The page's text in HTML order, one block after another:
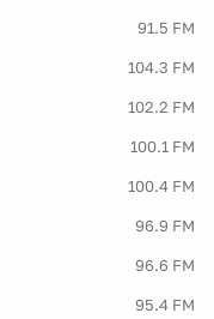
91.5 FM
104.3 FM
102.2 FM
100.1 FM
100.4 FM
96.9 FM
96.6 FM
95.4 FM